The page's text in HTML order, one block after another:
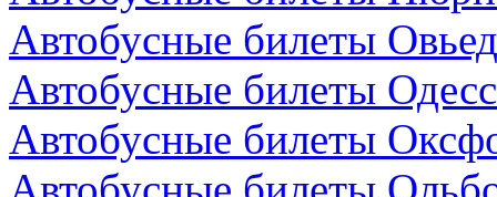
Автобусные билеты
Автобусные билеты
Автобусные билеты